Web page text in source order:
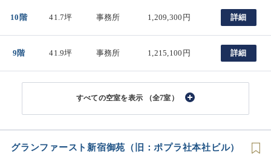
10階 41.7坪 事務所 1,209,300円 詳細
9階 41.9坪 事務所 1,215,100円 詳細
（全7室）
グランファースト新宿御苑（旧：ポプラ社本社ビル）